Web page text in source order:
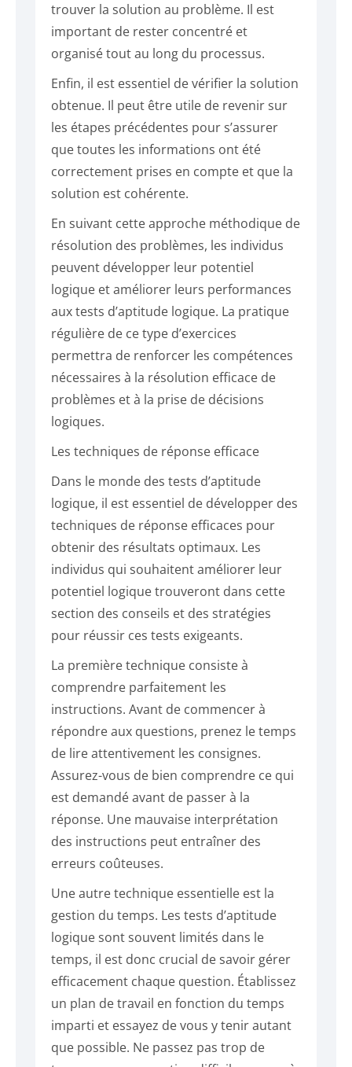
trouver la solution au problème. Il est
important de rester concentré et
organisé tout au long du processus.
Enfin, il est essentiel de vérifier la solution
obtenue. Il peut être utile de revenir sur
les étapes précédentes pour s’assurer
que toutes les informations ont été
correctement prises en compte et que la
solution est cohérente.
En suivant cette approche méthodique de
résolution des problèmes, les individus
peuvent développer leur potentiel
logique et améliorer leurs performances
aux tests d’aptitude logique. La pratique
régulière de ce type d’exercices
permettra de renforcer les compétences
nécessaires à la résolution efficace de
problèmes et à la prise de décisions
logiques.
Les techniques de réponse efficace
Dans le monde des tests d’aptitude
logique, il est essentiel de développer des
techniques de réponse efficaces pour
obtenir des résultats optimaux. Les
individus qui souhaitent améliorer leur
potentiel logique trouveront dans cette
section des conseils et des stratégies
pour réussir ces tests exigeants.
La première technique consiste à
comprendre parfaitement les
instructions. Avant de commencer à
répondre aux questions, prenez le temps
de lire attentivement les consignes.
Assurez-vous de bien comprendre ce qui
est demandé avant de passer à la
réponse. Une mauvaise interprétation
des instructions peut entraîner des
erreurs coûteuses.
Une autre technique essentielle est la
gestion du temps. Les tests d’aptitude
logique sont souvent limités dans le
temps, il est donc crucial de savoir gérer
efficacement chaque question. Établissez
un plan de travail en fonction du temps
imparti et essayez de vous y tenir autant
que possible. Ne passez pas trop de